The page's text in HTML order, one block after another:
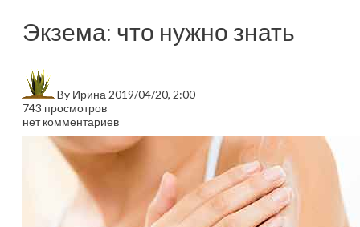
Экзема: что нужно знать
By Ирина 2019/04/20, 2:00
743 просмотров
нет комментариев